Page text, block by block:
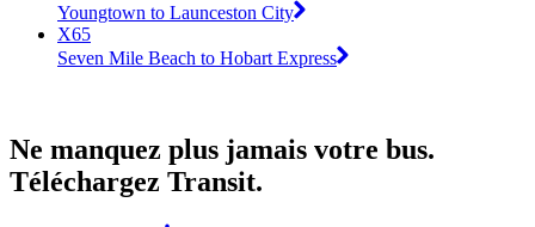
Youngtown to Launceston City
X65
Seven Mile Beach to Hobart Express
Ne manquez plus jamais votre bus.
Téléchargez Transit.